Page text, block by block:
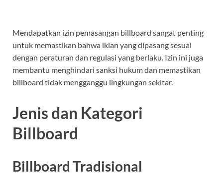
Mendapatkan izin pemasangan billboard sangat penting
untuk memastikan bahwa iklan yang dipasang sesuai
dengan peraturan dan regulasi yang berlaku. Izin ini juga
membantu menghindari sanksi hukum dan memastikan
billboard tidak mengganggu lingkungan sekitar.
Jenis dan Kategori
Billboard
Billboard Tradisional